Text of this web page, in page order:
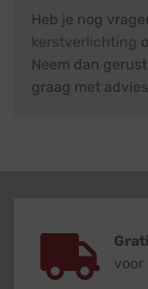
Heb je nog
kerstverlichting
Neem dan gerust
graag met
voor